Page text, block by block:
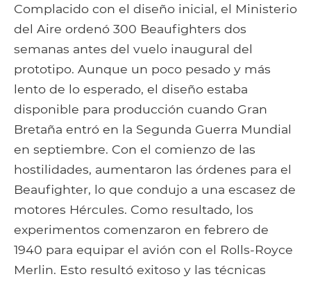
Complacido con el diseño inicial, el Ministerio
del Aire ordenó 300 Beaufighters dos
semanas antes del vuelo inaugural del
prototipo. Aunque un poco pesado y más
lento de lo esperado, el diseño estaba
disponible para producción cuando Gran
Bretaña entró en la Segunda Guerra Mundial
en septiembre. Con el comienzo de las
hostilidades, aumentaron las órdenes para el
Beaufighter, lo que condujo a una escasez de
motores Hércules. Como resultado, los
experimentos comenzaron en febrero de
1940 para equipar el avión con el Rolls-Royce
Merlin. Esto resultó exitoso y las técnicas